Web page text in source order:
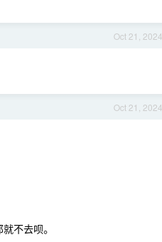
Oct 21, 2024
Oct 21, 2024
不去呗。